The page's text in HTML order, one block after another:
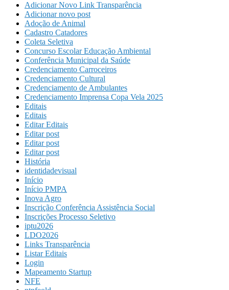
Adicionar Novo Link Transparência
Adicionar novo post
Adoção de Animal
Cadastro Catadores
Coleta Seletiva
Concurso Escolar Educação Ambiental
Conferência Municipal da Saúde
Credenciamento Carroceiros
Credenciamento Cultural
Credenciamento de Ambulantes
Credenciamento Imprensa Copa Vela 2025
Editais
Editais
Editar Editais
Editar post
Editar post
Editar post
História
identidadevisual
Início
Início PMPA
Inova Agro
Inscrição Conferência Assistência Social
Inscrições Processo Seletivo
iptu2026
LDO2026
Links Transparência
Listar Editais
Login
Mapeamento Startup
NFE